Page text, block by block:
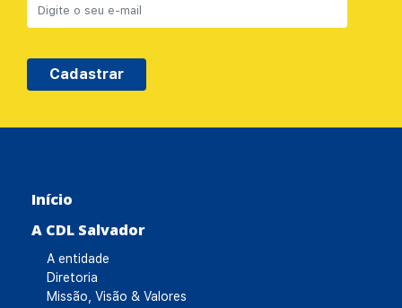
Cadastrar
Início
A CDL Salvador
A entidade
Diretoria
Missão, Visão & Valores